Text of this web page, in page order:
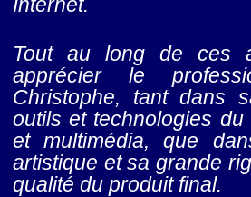
Tout au long de ces
apprécier le
Christophe, tant dans
outils et technologies du
et multimédia, que
artistique et sa grande
qualité du produit final.